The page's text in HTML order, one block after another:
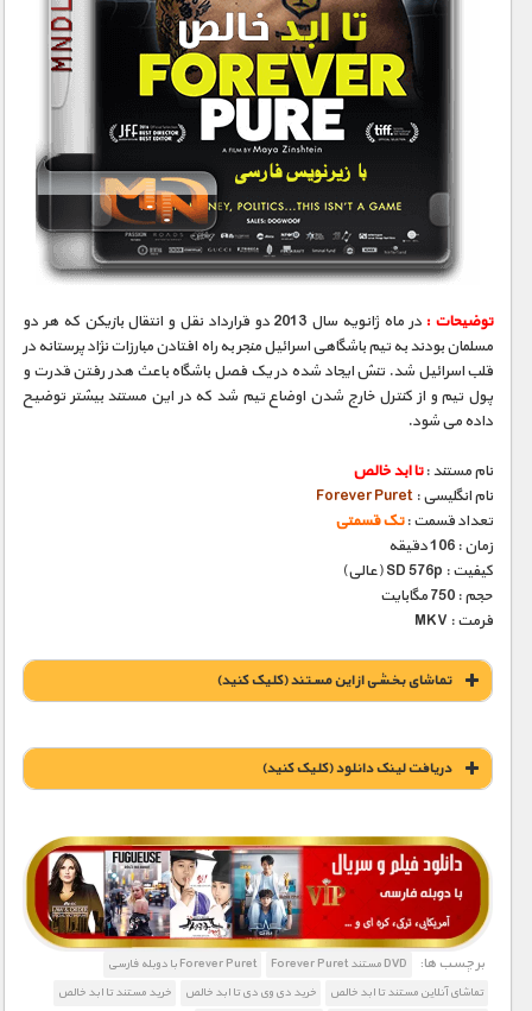
کیهان / نجوم
گردشگری
مستند های اختصاصی
توضیحات :
در ماه ژانویه سال 2013 دو قرارداد نقل و انتقال بازیکن که هر دو
مسلمان بودند به تیم باشگاهی اسرائیل منجر به راه افتادن مبارزات نژاد پرستانه در
قلب اسرائیل شد. تنش ایجاد شده در یک فصل باشگاه باعث هدر رفتن قدرت و
پول تیم و از کنترل خارج شدن اوضاع تیم شد که در این مستند بیشتر توضیح
داده می شود.
نام مستند :تا ابد خالص
نام انگلیسی : Forever Puret
تعداد قسمت :تک قسمتی
زمان : 106 دقیقه
کیفیت : SD 576p (عالی)
حجم : 750 مگابایت
فرمت : MKV
تماشای بخشی از این مستند (کلیک کنید)
دریافت لينک دانلود (کليک کنيد)
1900 تومان – خريد لينک دانلود (افزودن به سبد خريد)
برچسب ها: DVD مستند Forever Puret
Forever Puret با دوبله فارسی
تماشای آنلاین مستند تا ابد خالص
خرید دی وی دی تا ابد خالص
خرید مستند تا ابد خالص